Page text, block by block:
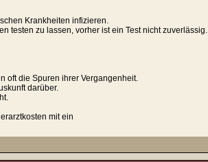
Krankheiten infizieren.
testen zu lassen, vorher ist ein Test nicht zuverlässig.
oft die Spuren ihrer Vergangenheit.
darüber.
mit ein